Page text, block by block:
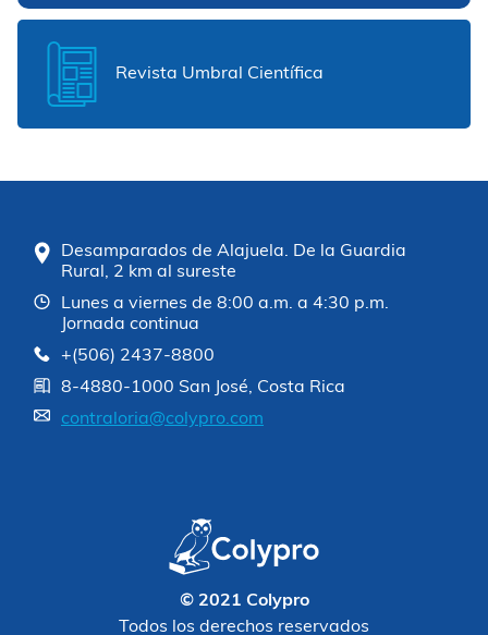
Revista Umbral Científica
Desamparados de Alajuela. De la Guardia
Rural, 2 km al sureste
Lunes a viernes de 8:00 a.m. a 4:30 p.m.
Jornada continua
+(506) 2437-8800
8-4880-1000 San José, Costa Rica
contraloria@colypro.com
© 2021 Colypro
Todos los derechos reservados